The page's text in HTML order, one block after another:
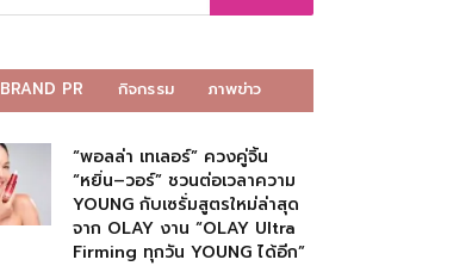
BRAND PR กิจกรรม ภาพข่าว
“พอลล่า เทเลอร์” ควงคู่จิ้น
“หยิ่น–วอร์” ชวนต่อเวลาความ
YOUNG กับเซรั่มสูตรใหม่ล่าสุด
จาก OLAY งาน “OLAY Ultra
Firming ทุกวัน YOUNG ได้อีก”